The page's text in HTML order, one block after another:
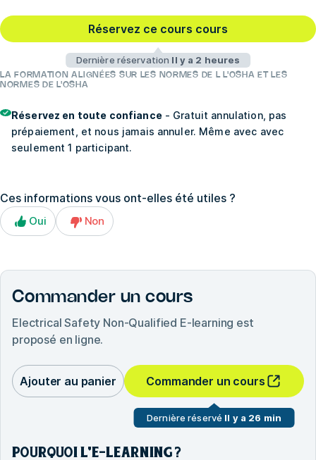
Réservez ce cours cours
Dernière réservation Il y a 2 heures
LA FORMATION ALIGNÉES SUR LES NORMES DE L L'OSHA ET LES
NORMES DE L'OSHA
Réservez en toute confiance- Gratuit annulation, pas
prépaiement, et nous jamais annuler. Même avec avec
seulement 1 participant.
Ces informations vous ont-elles été utiles ?
Oui Non
Commander un cours
Electrical Safety Non-Qualified E-learning est
proposé en ligne.
Ajouter au panier Commander un cours
Dernière réservé Il y a 26 min
POURQUOI L'E-LEARNING ?